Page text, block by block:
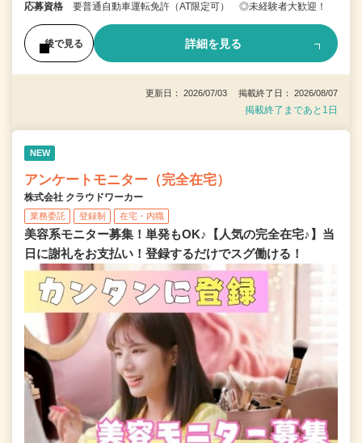
応募資格 要普通自動車運転免許（AT限定可） ◎未経験者大歓迎！
後で見る 詳細を見る
更新日： 2026/07/03 掲載終了日： 2026/08/07
掲載終了まであと1日
NEW
アンケートモニター（完全在宅）
株式会社 クラウドワーカー
業務委託 登録制 在宅・内職
美容系モニター募集！単発もOK♪【人気の完全在宅♪】当
日に謝礼をお支払い！登録するだけでスグ働ける！